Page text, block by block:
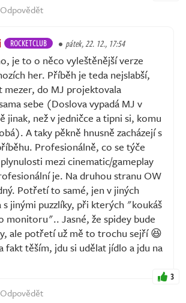
Odpovědět
ROCKETCLUB pátek, 22. 12., 17:54
je to o něco vyleštěnější verze
her. Příběh je teda nejslabší,
mezer, do MJ projektovala
sebe (Doslova vypadá MJ v
jinak, než v jedničce a tipni si, komu
A taky pěkně hnusně zacházejí s
Profesionálně, co se týče
mezi cinematic/gameplay
je. Na druhou stranu OW
Potřetí to samé, jen v jiných
s jinými puzzlíky, při kterých "koukáš
monitoru".. Jasné, že spidey bude
ale potřetí už mě to trochu sejří 😆
fakt těším, jdu si udělat jídlo a jdu na
3
Odpovědět